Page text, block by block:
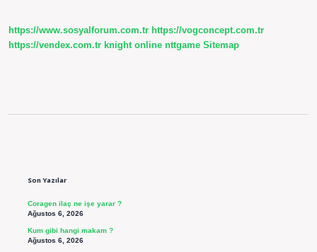
https://www.sosyalforum.com.tr https://vogconcept.com.tr
https://vendex.com.tr knight online nttgame Sitemap
Son Yazılar
Coragen ilaç ne işe yarar ?
Ağustos 6, 2026
Kum gibi hangi makam ?
Ağustos 6, 2026